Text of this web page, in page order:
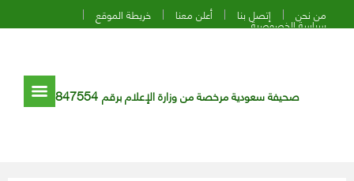
من نحن إتصل بنا أعلن معنا خريطة الموقع
سياسة الخصوصية
صحيفة سعودية مرخصة من وزارة الإعلام برقم 847554